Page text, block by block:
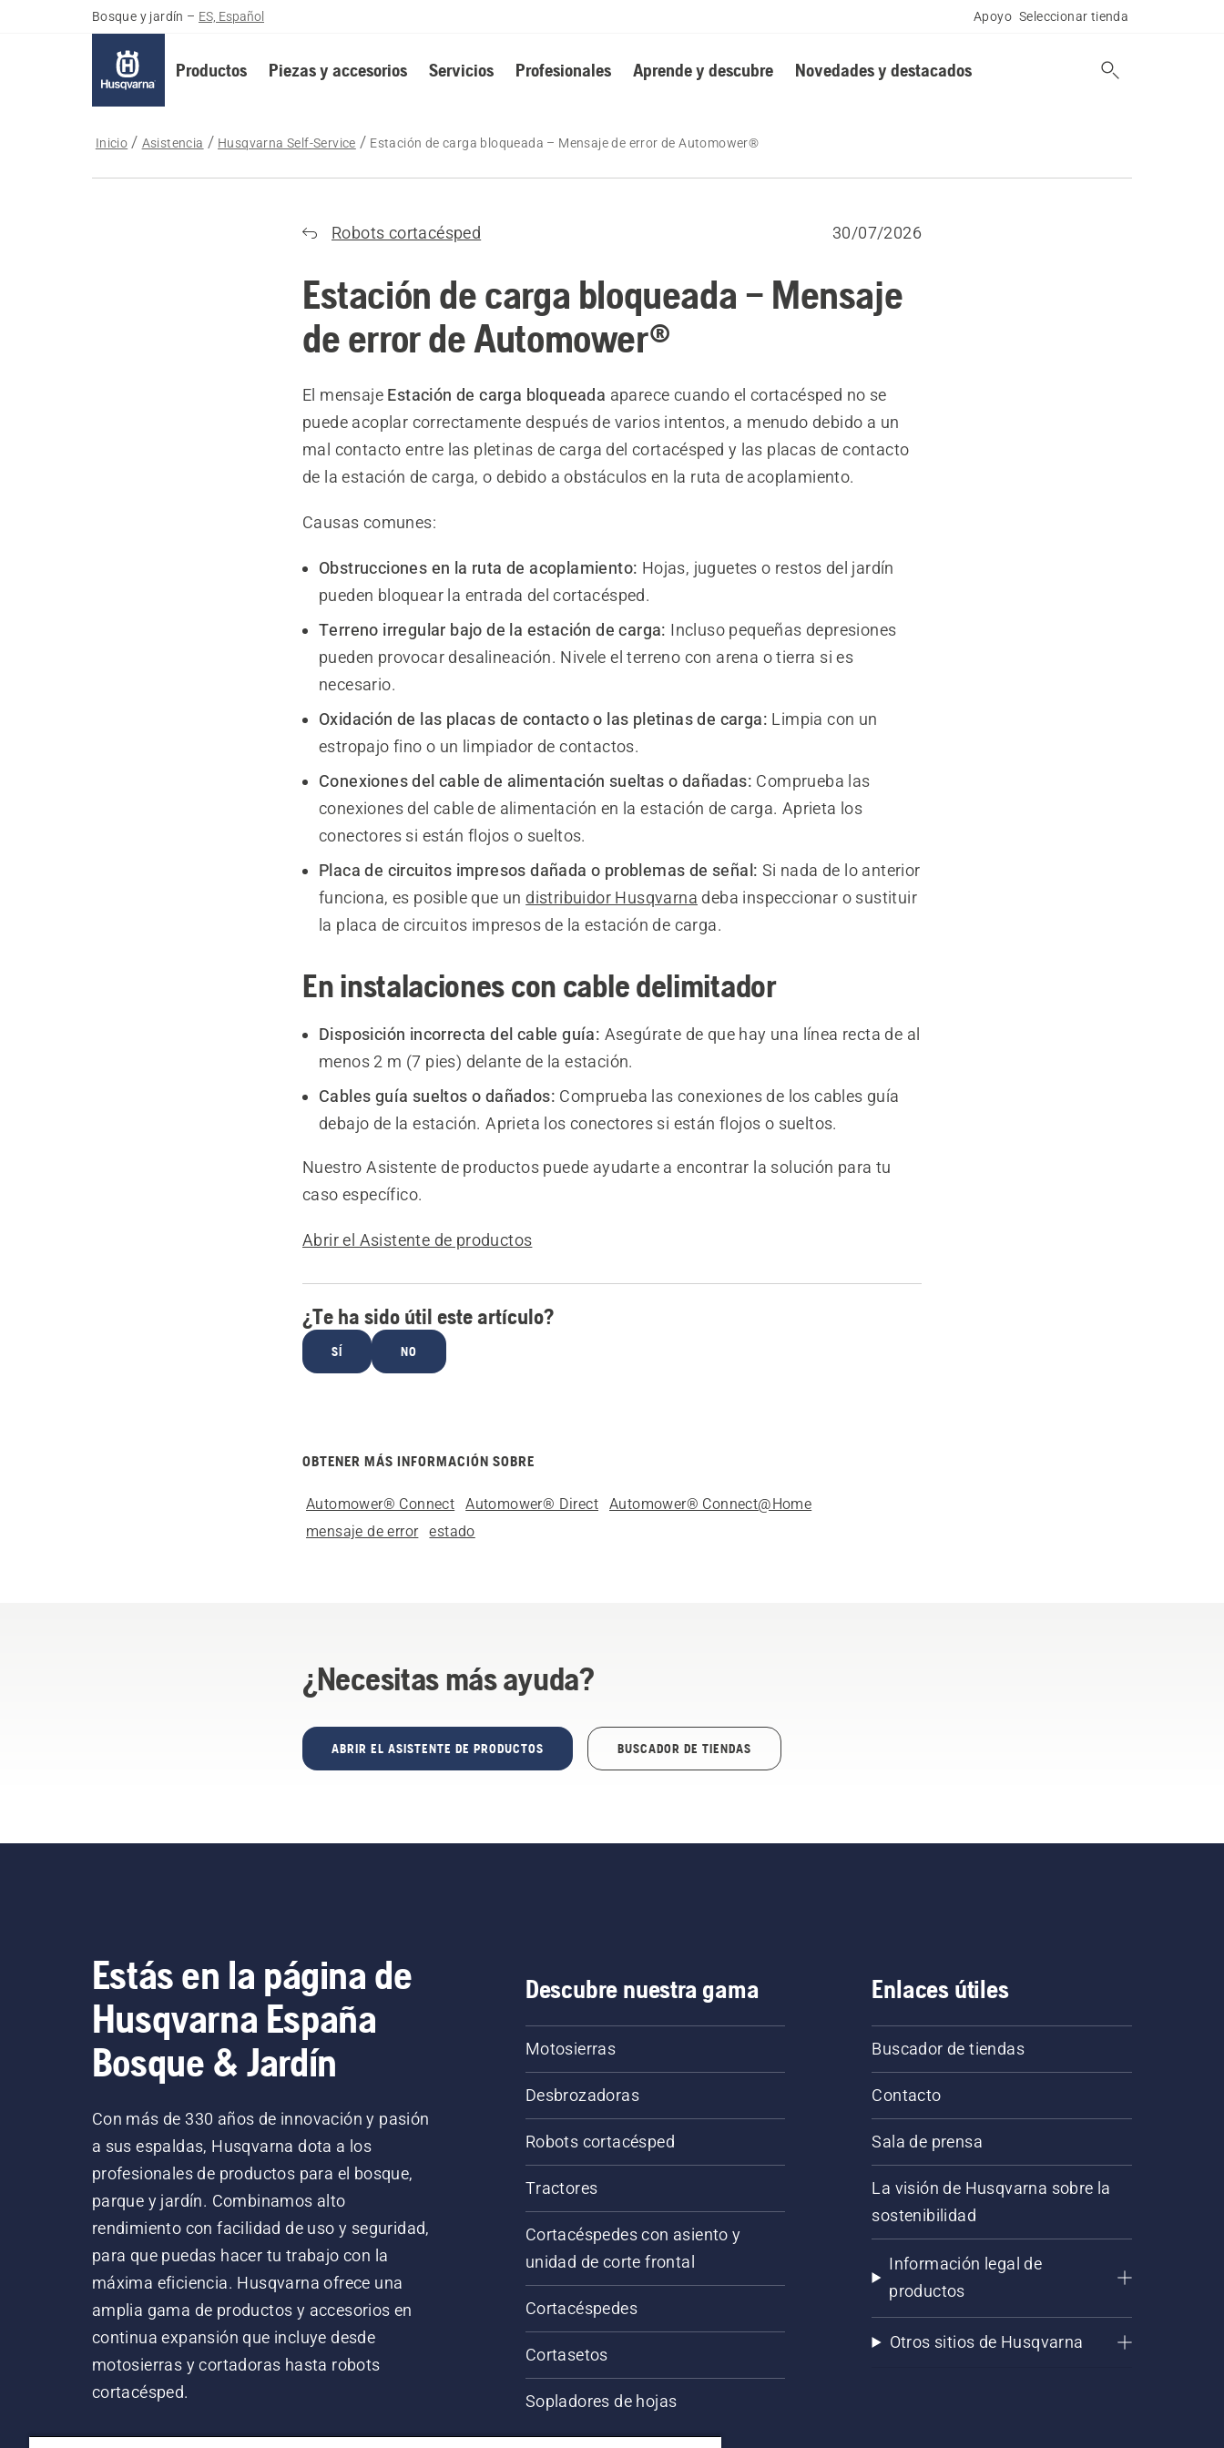
Bosque y jardín – ES, Español Apoyo Seleccionar tienda
Productos Piezas y accesorios Servicios Profesionales Aprende y descubre Novedades y destacados
Inicio Asistencia Husqvarna Self-Service Estación de carga bloqueada – Mensaje de error de Automower®
Robots cortacésped 30/07/2026
Estación de carga bloqueada – Mensaje
de error de Automower®
El mensaje Estación de carga bloqueada aparece cuando el cortacésped no se
puede acoplar correctamente después de varios intentos, a menudo debido a un
mal contacto entre las pletinas de carga del cortacésped y las placas de contacto
de la estación de carga, o debido a obstáculos en la ruta de acoplamiento.
Causas comunes:
Obstrucciones en la ruta de acoplamiento: Hojas, juguetes o restos del jardín
pueden bloquear la entrada del cortacésped.
Terreno irregular bajo de la estación de carga: Incluso pequeñas depresiones
pueden provocar desalineación. Nivele el terreno con arena o tierra si es
necesario.
Oxidación de las placas de contacto o las pletinas de carga: Limpia con un
estropajo fino o un limpiador de contactos.
Conexiones del cable de alimentación sueltas o dañadas: Comprueba las
conexiones del cable de alimentación en la estación de carga. Aprieta los
conectores si están flojos o sueltos.
Placa de circuitos impresos dañada o problemas de señal: Si nada de lo anterior
funciona, es posible que un distribuidor Husqvarna deba inspeccionar o sustituir
la placa de circuitos impresos de la estación de carga.
En instalaciones con cable delimitador
Disposición incorrecta del cable guía: Asegúrate de que hay una línea recta de al
menos 2 m (7 pies) delante de la estación.
Cables guía sueltos o dañados: Comprueba las conexiones de los cables guía
debajo de la estación. Aprieta los conectores si están flojos o sueltos.
Nuestro Asistente de productos puede ayudarte a encontrar la solución para tu
caso específico.
Abrir el Asistente de productos
¿Te ha sido útil este artículo?
SÍ NO
OBTENER MÁS INFORMACIÓN SOBRE
Automower® Connect Automower® Direct
Automower® Connect@Home
mensaje de error
estado
¿Necesitas más ayuda?
ABRIR EL ASISTENTE DE PRODUCTOS BUSCADOR DE TIENDAS
Estás en la página de
Husqvarna España
Bosque & Jardín
Con más de 330 años de innovación y pasión
a sus espaldas, Husqvarna dota a los
profesionales de productos para el bosque,
parque y jardín. Combinamos alto
rendimiento con facilidad de uso y seguridad,
para que puedas hacer tu trabajo con la
máxima eficiencia. Husqvarna ofrece una
amplia gama de productos y accesorios en
continua expansión que incluye desde
motosierras y cortadoras hasta robots
cortacésped.
Descubre nuestra gama
Motosierras
Desbrozadoras
Robots cortacésped
Tractores
Cortacéspedes con asiento y
unidad de corte frontal
Cortacéspedes
Cortasetos
Sopladores de hojas
Enlaces útiles
Buscador de tiendas
Contacto
Sala de prensa
La visión de Husqvarna sobre la
sostenibilidad
Información legal de
productos
Otros sitios de Husqvarna